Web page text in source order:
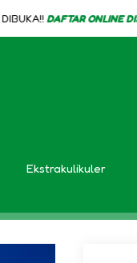
DAFTAR ONLINE DISINI
Ekstrakulikuler